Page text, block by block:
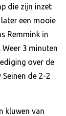
die zijn inzet
een mooie
Remmink in
3 minuten
over de
de 2-2
kluwen van